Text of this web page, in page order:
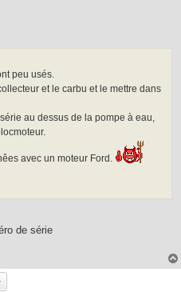
peu usés.
et le carbu et le mettre dans
au dessus de la pompe à eau,
avec un moteur Ford.
de série